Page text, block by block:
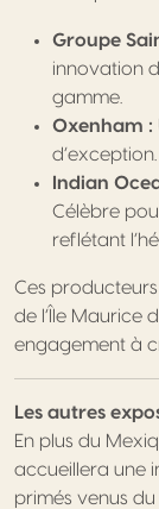
Groupe
innovation
gamme.
Oxenham :
d’exception.
Indian
Célèbre
reflétant
Ces
de l’Île Maurice
engagement à
Les autres
En plus du
accueillera une
primés venus